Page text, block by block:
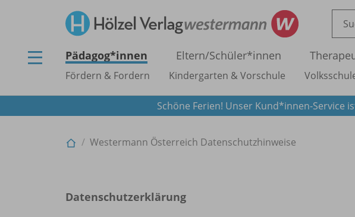
Pädagog*innen Eltern/Schüler*innen
Fördern & Fordern Kindergarten & Vorschule
Schöne Ferien! Unser Kund*innen-Service
Westermann Österreich Datenschutzhinweise
Datenschutzerklärung